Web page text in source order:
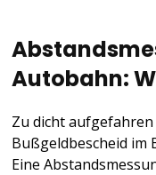
Autobahn:
Zu dicht
Bußgeldbescheid im
Eine